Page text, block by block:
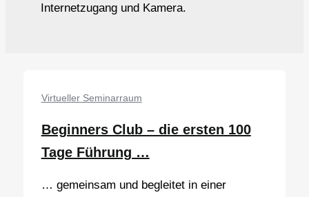
Internetzugang und Kamera.
Virtueller Seminarraum
Beginners Club – die ersten 100
Tage Führung …
… gemeinsam und begleitet in einer